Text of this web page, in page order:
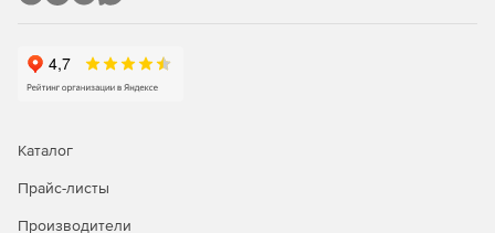
Каталог
Прайс-листы
Производители